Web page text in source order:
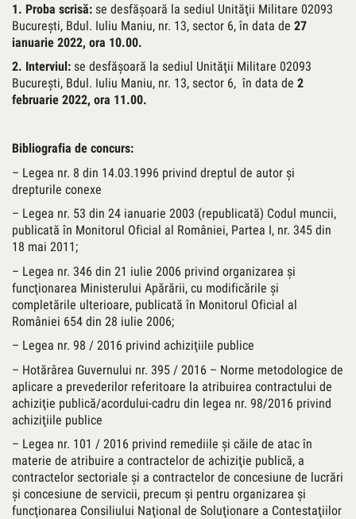
1. Proba scrisă: se desfăşoară la sediul Unităţii Militare 02093
Bucureşti, Bdul. Iuliu Maniu, nr. 13, sector 6, în data de 27
ianuarie 2022, ora 10.00.
2. Interviul: se desfăşoară la sediul Unităţii Militare 02093
Bucureşti, Bdul. Iuliu Maniu, nr. 13, sector 6, în data de 2
februarie 2022, ora 11.00.
Bibliografia de concurs:
– Legea nr. 8 din 14.03.1996 privind dreptul de autor şi
drepturile conexe
– Legea nr. 53 din 24 ianuarie 2003 (republicată) Codul muncii,
publicată în Monitorul Oficial al României, Partea I, nr. 345 din
18 mai 2011;
– Legea nr. 346 din 21 iulie 2006 privind organizarea şi
funcţionarea Ministerului Apărării, cu modificările şi
completările ulterioare, publicată în Monitorul Oficial al
României 654 din 28 iulie 2006;
– Legea nr. 98 / 2016 privind achiziţiile publice
– Hotărârea Guvernului nr. 395 / 2016 – Norme metodologice de
aplicare a prevederilor referitoare la atribuirea contractului de
achiziţie publică/acordului-cadru din legea nr. 98/2016 privind
achiziţiile publice
– Legea nr. 101 / 2016 privind remediile şi căile de atac în
materie de atribuire a contractelor de achiziţie publică, a
contractelor sectoriale şi a contractelor de concesiune de lucrări
şi concesiune de servicii, precum şi pentru organizarea şi
funcţionarea Consiliului Naţional de Soluţionare a Contestaţiilor